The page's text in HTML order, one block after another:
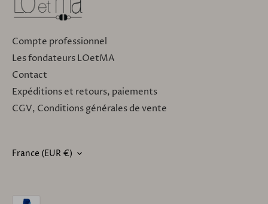
Compte professionnel
Les fondateurs LOetMA
Contact
Expéditions et retours, paiements
CGV, Conditions générales de vente
DEVISE
France (EUR €)